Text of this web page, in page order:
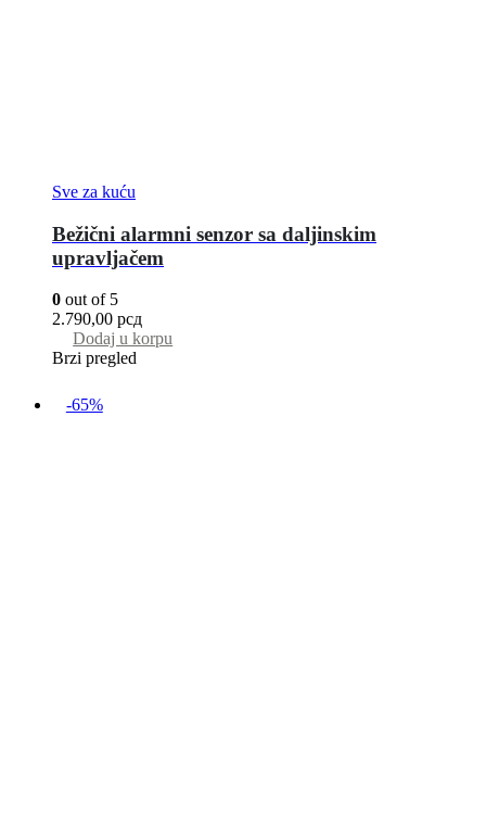
Sve za kuću
Bežični alarmni senzor sa daljinskim
upravljačem
0 out of 5
2.790,00 рсд
Dodaj u korpu
Brzi pregled
-65%